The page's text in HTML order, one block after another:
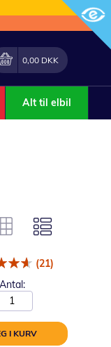
indkøbskurv
0,00 DKK
Alt til elbil
(21)
Antal:
I KURV